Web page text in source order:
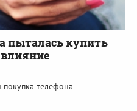
пыталась купить
покупка телефона